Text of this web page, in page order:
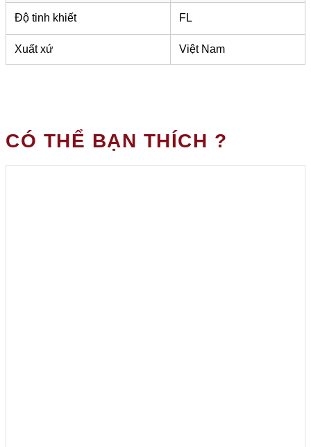
Độ tinh khiết FL
Xuất xứ Việt Nam
CÓ THỂ BẠN THÍCH ?